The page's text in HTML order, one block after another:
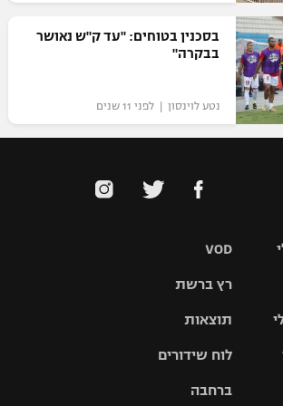
לבית עסק
הערוצים
בסכנין בטוחים: "עד ק"ש נאושר
בבקרה"
נטע לוינסון | לפני 11 שנים
VOD
רץ ברשת
תוצאות
לוח שידורים
ברחבה